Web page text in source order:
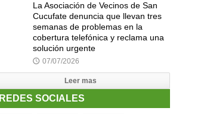
La Asociación de Vecinos de San
Cucufate denuncia que llevan tres
semanas de problemas en la
cobertura telefónica y reclama una
solución urgente
🕔 07/07/2026
Leer mas
REDES SOCIALES